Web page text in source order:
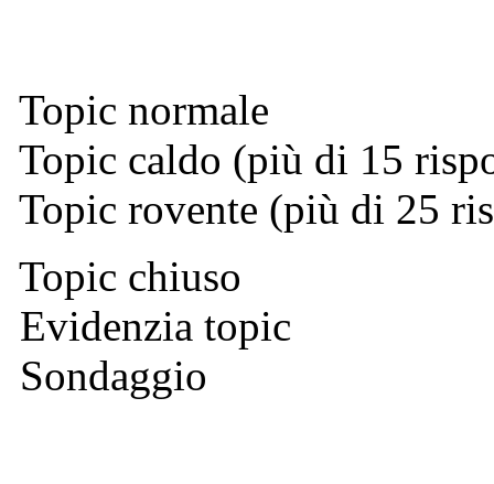
Topic normale
Topic caldo (più di 15
Topic rovente (più di 25
Topic chiuso
Evidenzia topic
Sondaggio